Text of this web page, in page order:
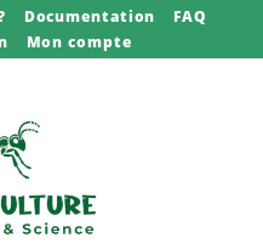
Documentation
FAQ
Mon compte